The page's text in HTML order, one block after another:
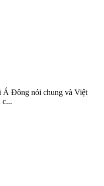
Á Đông nói chung và Việt
c...